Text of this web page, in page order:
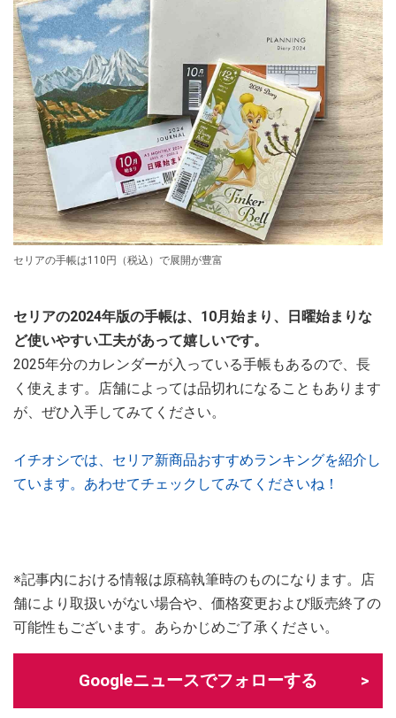
セリアの手帳は110円（税込）で展開が豊富
セリアの2024年版の手帳は、10月始まり、日曜始まりな
ど使いやすい工夫があって嬉しいです。
2025年分のカレンダーが入っている手帳もあるので、長
く使えます。店舗によっては品切れになることもあります
が、ぜひ入手してみてください。
イチオシでは、セリア新商品おすすめランキングを紹介し
ています。あわせてチェックしてみてくださいね！
※記事内における情報は原稿執筆時のものになります。店
舗により取扱いがない場合や、価格変更および販売終了の
可能性もございます。あらかじめご了承ください。
Googleニュースでフォローする